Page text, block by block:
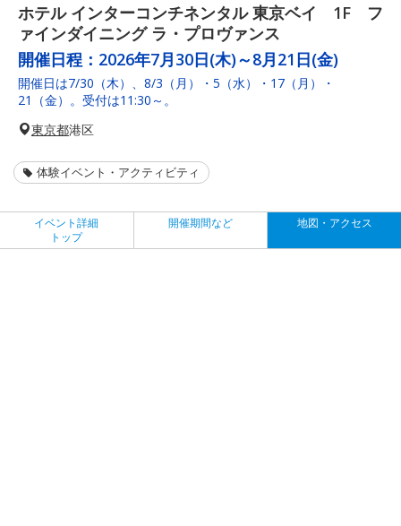
ホテル インターコンチネンタル 東京ベイ 1F フ
ァインダイニング ラ・プロヴァンス
開催日程： 2026年7月30日(木)～8月21日(金)
開催日は7/30（木）、8/3（月）・5（水）・17（月）・
21（金）。受付は11:30～。
東京都港区
体験イベント・アクティビティ
イベント詳細
トップ
開催期間など 地図・アクセス